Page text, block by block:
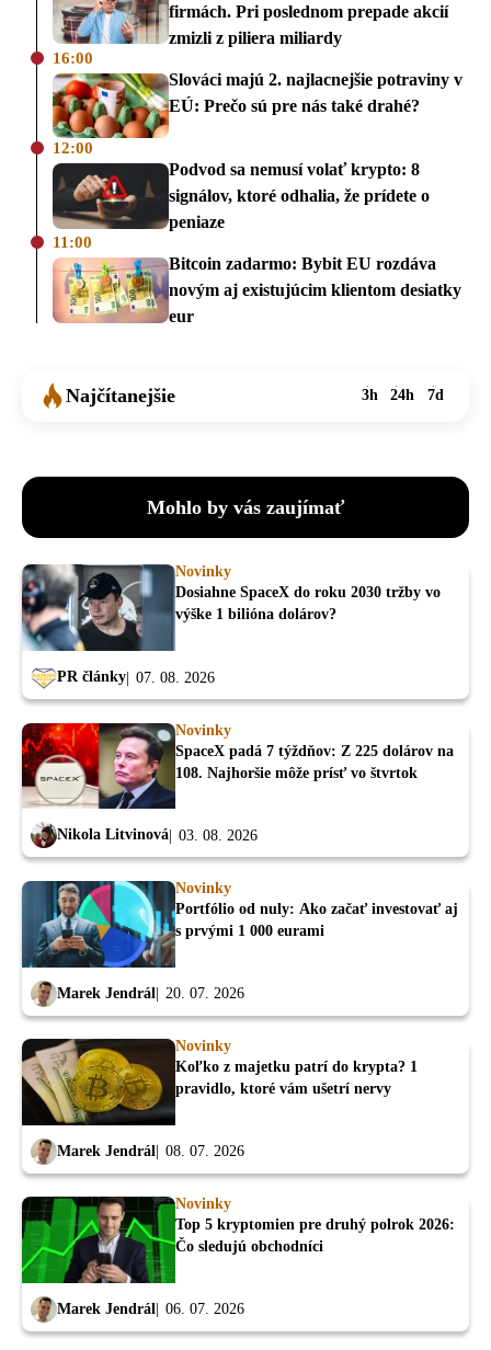
firmách. Pri poslednom prepade akcií
zmizli z piliera miliardy
16:00
Slováci majú 2. najlacnejšie potraviny v
EÚ: Prečo sú pre nás také drahé?
12:00
Podvod sa nemusí volať krypto: 8
signálov, ktoré odhalia, že prídete o
peniaze
11:00
Bitcoin zadarmo: Bybit EU rozdáva
novým aj existujúcim klientom desiatky
eur
Najčítanejšie 3h 24h 7d
Mohlo by vás zaujímať
Novinky
Dosiahne SpaceX do roku 2030 tržby vo
výške 1 bilióna dolárov?
PR články 07. 08. 2026
Novinky
SpaceX padá 7 týždňov: Z 225 dolárov na
108. Najhoršie môže prísť vo štvrtok
Nikola Litvinová 03. 08. 2026
Novinky
Portfólio od nuly: Ako začať investovať aj
s prvými 1 000 eurami
Marek Jendrál 20. 07. 2026
Novinky
Koľko z majetku patrí do krypta? 1
pravidlo, ktoré vám ušetrí nervy
Marek Jendrál 08. 07. 2026
Novinky
Top 5 kryptomien pre druhý polrok 2026:
Čo sledujú obchodníci
Marek Jendrál 06. 07. 2026